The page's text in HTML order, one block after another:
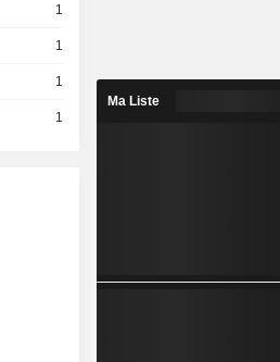
1
1
1
1
Ma Liste